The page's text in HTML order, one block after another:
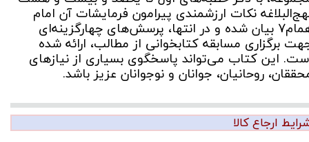
نکات ارزشمندی پیرامون فرمایشات آن امام
همام7 بیان شده و در انتها، پرسش‌های چهارگزینه‌ای
برگزاری مسابقه کتابخوانی از مطالب، ارائه شده
این كتاب می‌تواند پاسخگوی بسیاری از نیازهای
روحانیان، جوانان و نوجوانان عزیز باشد.
ارجاع کالا